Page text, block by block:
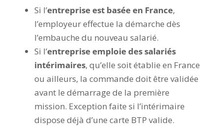
Si l’entreprise est basée en France,
l’employeur effectue la démarche dès
l’embauche du nouveau salarié.
Si l’entreprise emploie des salariés
intérimaires, qu’elle soit établie en France
ou ailleurs, la commande doit être validée
avant le démarrage de la première
mission. Exception faite si l’intérimaire
dispose déjà d’une carte BTP valide.